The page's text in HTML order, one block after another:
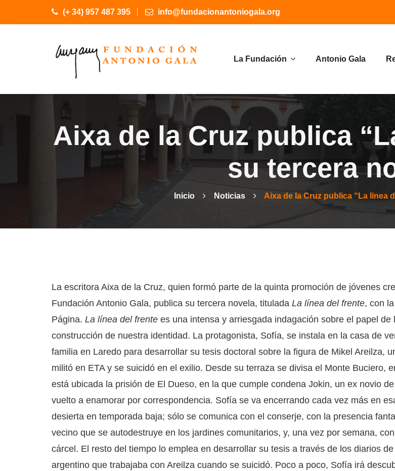
(+ 34) 957 487 395 info@fundacionantoniogala.org
La Fundación Antonio Gala
Aixa de la Cruz publica
su tercera
Inicio Noticias Aixa de la Cruz publica “La linea
La escritora Aixa de la Cruz, quien formó parte de la quinta promoción de jóvenes
Fundación Antonio Gala, publica su tercera novela, titulada La línea del frente, con
Página. La línea del frente es una intensa y arriesgada indagación sobre el papel de
construcción de nuestra identidad. La protagonista, Sofía, se instala en la casa de
familia en Laredo para desarrollar su tesis doctoral sobre la figura de Mikel Areilza,
militó en ETA y se suicidó en el exilio. Desde su terraza se divisa el Monte Buciero,
está ubicada la prisión de El Dueso, en la que cumple condena Jokin, un ex novio
vuelto a enamorar por correspondencia. Sofía se va encerrando cada vez más en
desierta en temporada baja; sólo se comunica con el conserje, con la presencia
vecino que se autodestruye en los jardines comunitarios, y, una vez por semana,
cárcel. El resto del tiempo lo emplea en desarrollar su tesis a través de los diarios
argentino que trabajaba con Areilza cuando se suicidó. Poco a poco, Sofía irá